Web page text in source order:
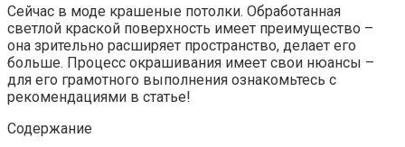
Сейчас в моде крашеные потолки. Обработанная
светлой краской поверхность имеет преимущество –
она зрительно расширяет пространство, делает его
больше. Процесс окрашивания имеет свои нюансы –
для его грамотного выполнения ознакомьтесь с
рекомендациями в статье!
Содержание